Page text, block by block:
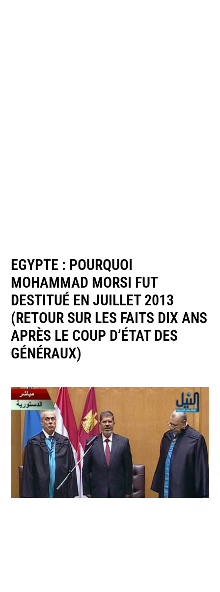
EGYPTE : POURQUOI
MOHAMMAD MORSI FUT
DESTITUÉ EN JUILLET 2013
(RETOUR SUR LES FAITS DIX ANS
APRÈS LE COUP D’ÉTAT DES
GÉNÉRAUX)